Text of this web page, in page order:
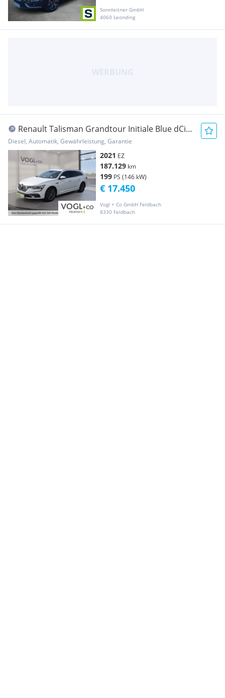
Sonnleitner GmbH
4060 Leonding
Renault Talisman Grandtour Initiale Blue dCi
200 EDC
Diesel, Automatik, Gewährleistung, Garantie
2021 EZ
187.129 km
199 PS (146 kW)
Vogl + Co GmbH Feldbach
8330 Feldbach
€ 17.450